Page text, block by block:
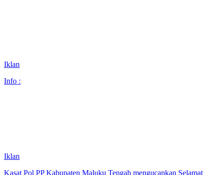
Iklan
Info :
Iklan
Kasat Pol PP Kabupaten Maluku Tengah mengucapkan Selamat